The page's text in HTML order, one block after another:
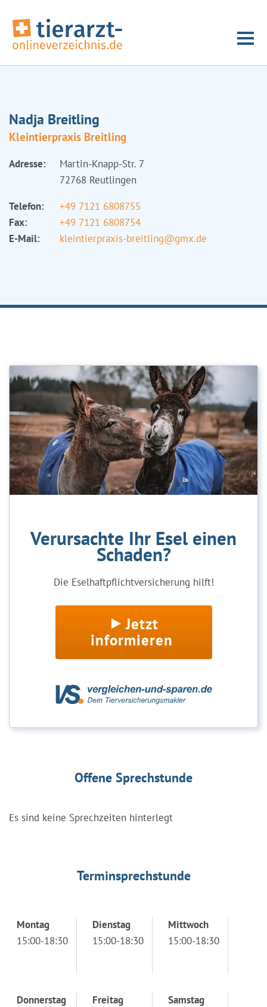
Nadja Breitling
Kleintierpraxis Breitling
Adresse:
Martin-Knapp-Str. 7
72768 Reutlingen
Telefon:
+49 7121 6808755
Fax:
+49 7121 6808754
E-Mail:
kleintierpraxis-breitling@gmx.de
Verursachte Ihr Esel einen
Schaden?
Die Eselhaftpflichtversicherung hilft!
Jetzt
informieren
Offene Sprechstunde
Es sind keine Sprechzeiten hinterlegt
Terminsprechstunde
Montag
15:00-18:30
Dienstag
15:00-18:30
Mittwoch
15:00-18:30
Donnerstag
Freitag
Samstag